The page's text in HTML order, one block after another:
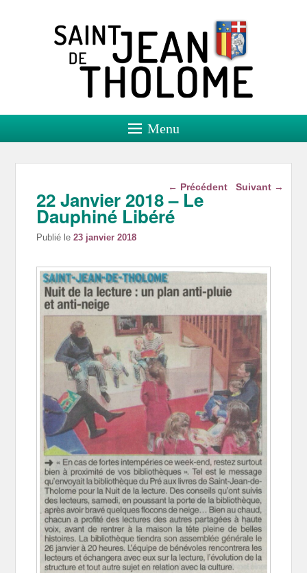
Saint Jean de Tholome
Site officiel
Menu
Navigation dans les
← Précédent Suivant →
22 Janvier 2018 – Le
Dauphiné Libéré
Publié le23 janvier 2018